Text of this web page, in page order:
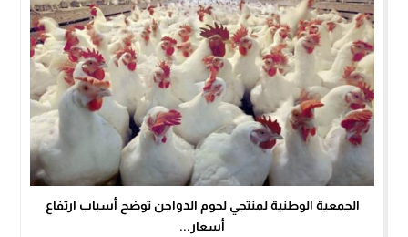
الجمعية الوطنية لمنتجي لحوم الدواجن توضح أسباب ارتفاع
أسعار...